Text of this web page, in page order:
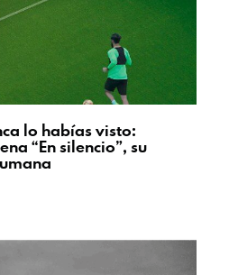
lo habías visto:
“En silencio”, su